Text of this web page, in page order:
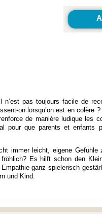
pas toujours facile de
on lorsqu’on est en colère
de manière ludique les
pour que parents et enfants
immer leicht, eigene Gefühle
Es hilft schon den
ganz spielerisch
und Kind.